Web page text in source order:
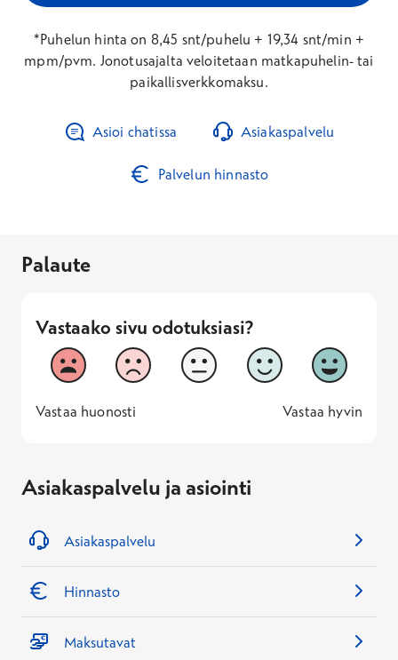
*Puhelun hinta on 8,45 snt/puhelu + 19,34 snt/min +
mpm/pvm. Jonotusajalta veloitetaan matkapuhelin- tai
paikallisverkkomaksu.
Asioi chatissa Asiakaspalvelu
Palvelun hinnasto
Palaute
Vastaako sivu odotuksiasi?
Vastaako sivu odotuksiasi?
1
Vastaa huonosti
2 3 4
5
Vastaa
1 -
Vastaa huonosti
— 5 -
Vastaa hyvin
Asiakaspalvelu ja asiointi
Asiakaspalvelu
Hinnasto
Maksutavat